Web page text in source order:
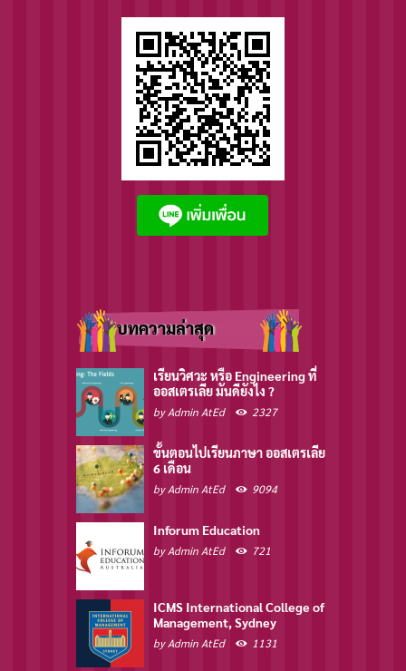
บทความล่าสุด
เรียนวิศวะ หรือ Engineering ที่
ออสเตรเลีย มันดียังไง ?
byAdmin AtEd 2327
ขั้นตอนไปเรียนภาษา ออสเตรเลีย
6 เดือน
byAdmin AtEd 9094
Inforum Education
byAdmin AtEd 721
ICMS International College of
Management, Sydney
byAdmin AtEd 1131